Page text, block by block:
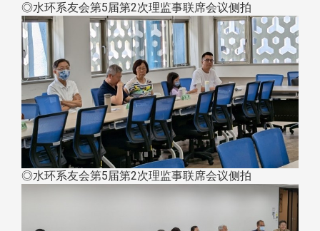
◎水环系友会第5届第2次理监事联席会议侧拍
◎水环系友会第5届第2次理监事联席会议侧拍